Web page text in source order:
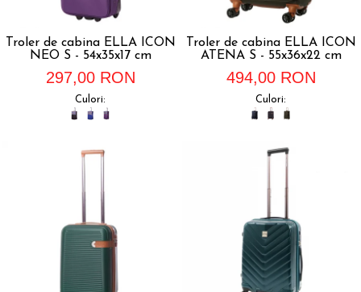
Troler de cabina ELLA ICON
NEO S - 54x35x17 cm
297,00 RON
Culori:
Troler de cabina ELLA ICON
ATENA S - 55x36x22 cm
494,00 RON
Culori: